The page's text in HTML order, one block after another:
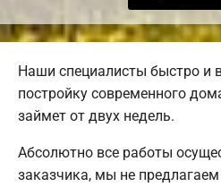
Наши специалисты быстро и
постройку современного
займет от двух недель.
Абсолютно все работы
заказчика, мы не